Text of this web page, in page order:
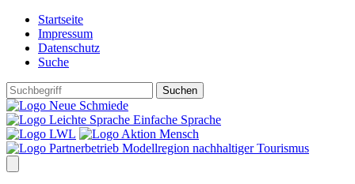
Startseite
Impressum
Datenschutz
Suche
Einfache Sprache